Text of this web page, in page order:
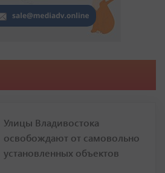
Улицы Владивостока
освобождают от самовольно
установленных объектов